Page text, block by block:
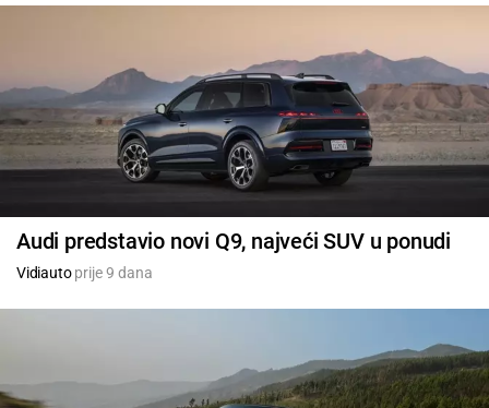
Audi predstavio novi Q9, najveći SUV u ponudi
Vidiautoprije 9 dana